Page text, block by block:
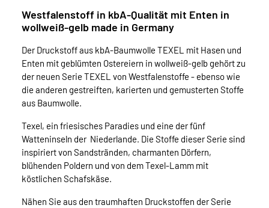
Westfalenstoff in kbA-Qualität mit Enten in
wollweiß-gelb made in Germany
Der Druckstoff aus kbA-Baumwolle TEXEL mit Hasen und
Enten mit geblümten Ostereiern in wollweiß-gelb gehört zu
der neuen Serie TEXEL von Westfalenstoffe - ebenso wie
die anderen gestreiften, karierten und gemusterten Stoffe
aus Baumwolle.
Texel, ein friesisches Paradies und eine der fünf
Watteninseln der Niederlande. Die Stoffe dieser Serie sind
inspiriert von Sandstränden, charmanten Dörfern,
blühenden Poldern und von dem Texel-Lamm mit
köstlichen Schafskäse.
Nähen Sie aus den traumhaften Druckstoffen der Serie